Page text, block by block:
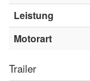
Leistung
Motorart
Trailer